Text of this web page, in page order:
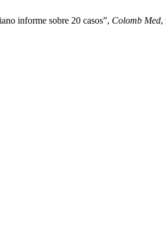
informe sobre 20 casos”, Colomb Med,